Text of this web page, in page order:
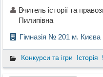
Вчитель історії та
Пилипівна
Гімназія № 201 м. Києва
Конкурси та ігри Історія